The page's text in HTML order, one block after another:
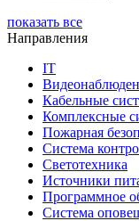
показать все
Направления
IT
Кабельные
Комплексные
Пожарная
Система
Светотехника
Источники
Программное
Система